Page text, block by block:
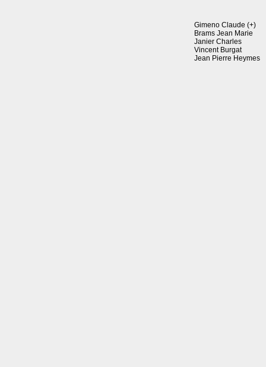
Gimeno Claude (+)
Brams Jean Marie
Janier Charles
Vincent Burgat
Jean Pierre Heymes